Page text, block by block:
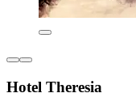
Hotel Theresia